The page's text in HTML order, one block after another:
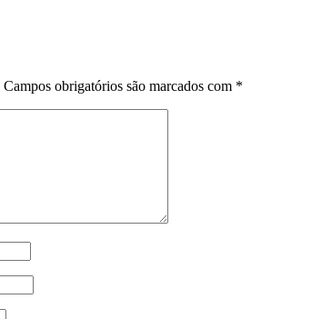
Campos obrigatórios são marcados com *